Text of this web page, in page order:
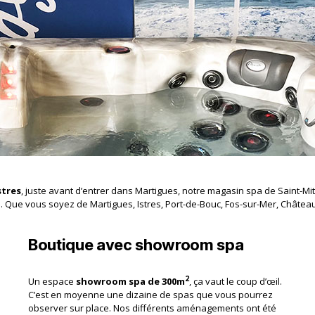
, juste avant d’entrer dans Martigues, notre magasin spa de Saint-
vous soyez de Martigues, Istres, Port-de-Bouc, Fos-sur-Mer,
Boutique avec showroom spa
Un espace showroom spa de 300m2, ça vaut le coup d’œil.
C’est en moyenne une dizaine de spas que vous pourrez
observer sur place. Nos différents aménagements ont été